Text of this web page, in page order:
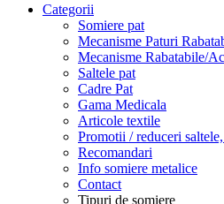
Categorii
Somiere pat
Mecanisme Paturi
Mecanisme Rabatabile/
Saltele pat
Cadre Pat
Gama Medicala
Articole textile
Promotii / reduceri
Recomandari
Info somiere metalice
Contact
Tipuri de somiere